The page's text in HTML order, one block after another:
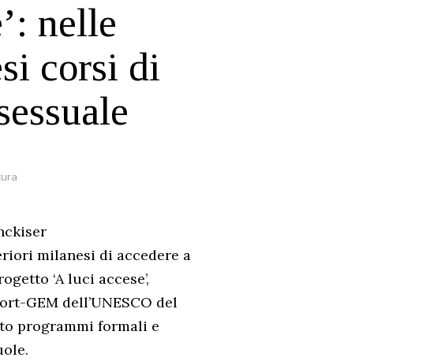
nelle
corsi di
milanesi di accedere a
‘A luci accese’,
GEM dell’UNESCO del
programmi formali e